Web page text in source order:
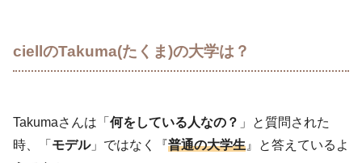
ciellのTakuma(たくま)の大学は？
Takumaさんは「 何をしている人なの？ 」と質問された
時、「 モデル」ではなく『普通の大学生 』と答えているよ